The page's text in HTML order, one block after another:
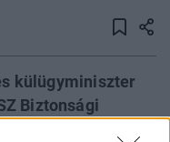
külügyminiszter
Biztonsági